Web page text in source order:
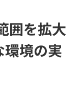
囲を拡大
環境の実